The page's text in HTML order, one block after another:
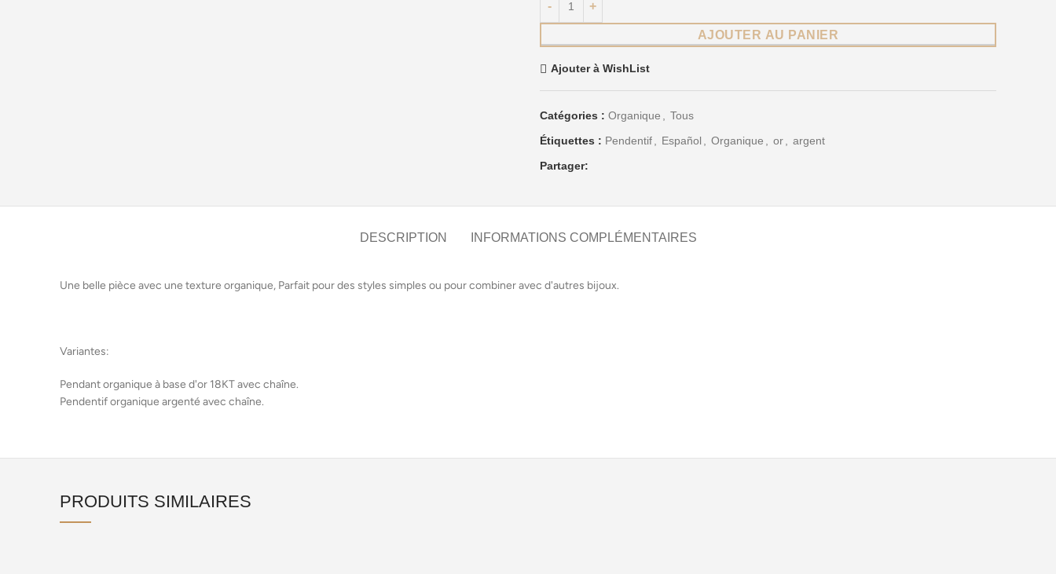
AJOUTER AU PANIER
Ajouter à WishList
Catégories : Organique
Tous
Étiquettes : Pendentif Español Organique or
argent
Partager:
DESCRIPTION INFORMATIONS COMPLÉMENTAIRES
Une belle pièce avec une texture organique, Parfait pour des styles simples ou pour combiner avec d'autres bijoux.
Variantes:
Pendant organique à base d'or 18KT avec chaîne.
Pendentif organique argenté avec chaîne.
PRODUITS SIMILAIRES